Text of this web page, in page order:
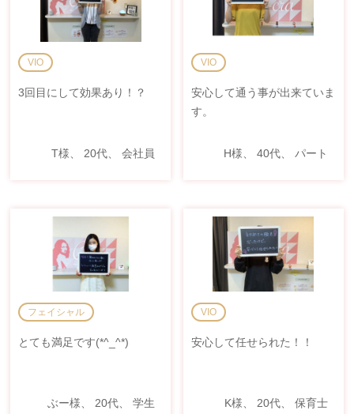
VIO
3回目にして効果あり！？
T様、 20代、 会社員
VIO
安心して通う事が出来ていま
す。
H様、 40代、 パート
フェイシャル
とても満足です(*^_^*)
ぶー様、 20代、 学生
VIO
安心して任せられた！！
K様、 20代、 保育士